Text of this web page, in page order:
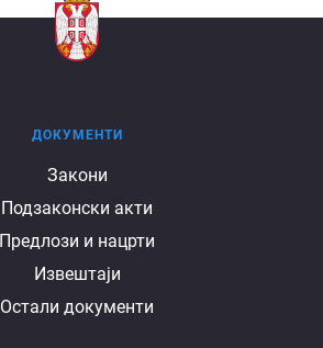
ДОКУМЕНТИ
Закони
Подзаконски акти
Предлози и нацрти
Извештаји
Остали документи